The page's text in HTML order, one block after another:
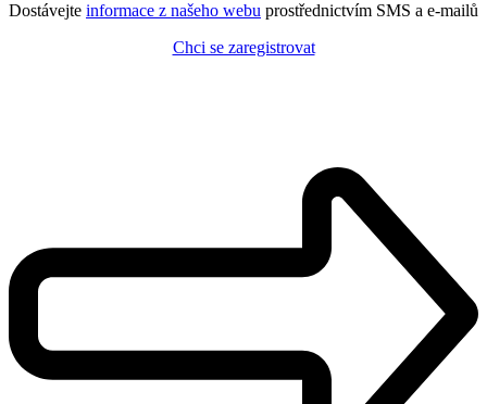
Dostávejte informace z našeho webu prostřednictvím SMS a e-mailů
Chci se zaregistrovat